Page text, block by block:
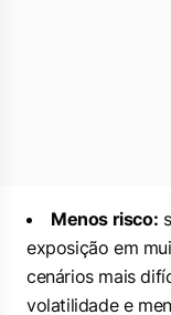
Menos risco:
exposição em
cenários mais
volatilidade e